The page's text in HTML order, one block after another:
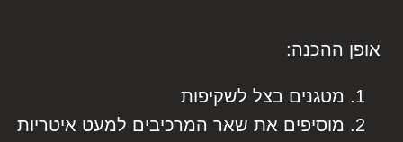
אופן ההכנה:
מטגנים בצל לשקיפות
מוסיפים את שאר המרכיבים למעט איטריות